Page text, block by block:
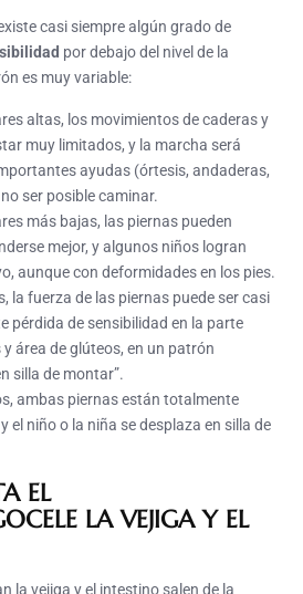
casi siempre algún grado de
por debajo del nivel de la
es muy variable:
altas, los movimientos de caderas y
muy limitados, y la marcha será
ayudas (órtesis, andaderas,
ser posible caminar.
más bajas, las piernas pueden
mejor, y algunos niños logran
aunque con deformidades en los pies.
la fuerza de las piernas puede ser casi
pérdida de sensibilidad en la parte
área de glúteos, en un patrón
silla de montar”.
ambas piernas están totalmente
el niño o la niña se desplaza en silla de
EL
LA VEJIGA Y EL
la vejiga y el intestino salen de la